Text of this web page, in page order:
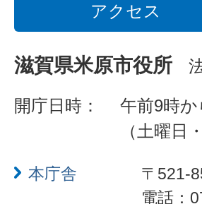
アクセス
滋賀県米原市役所
開庁日時：
午前9時
（土曜日
本庁舎
〒521-
電話：